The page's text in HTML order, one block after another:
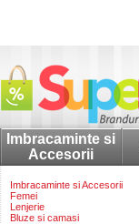
Imbracaminte si
Accesorii
Imbracaminte si Accesorii
Femei
Lenjerie
Bluze si camasi